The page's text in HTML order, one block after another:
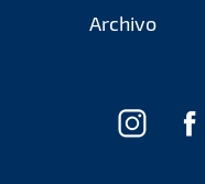
Archivo